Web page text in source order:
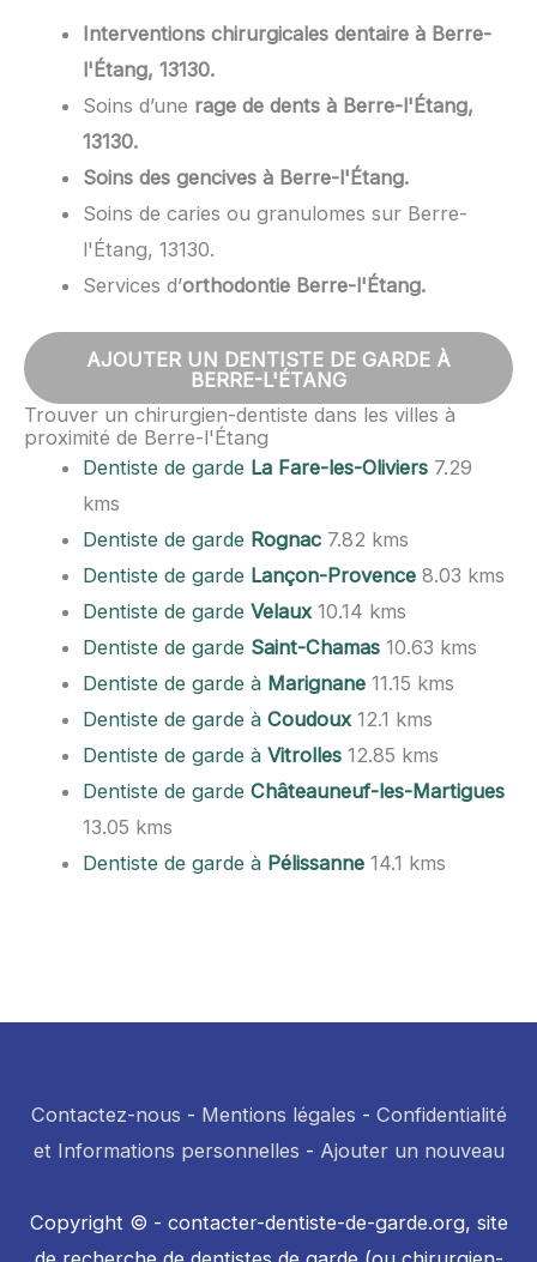
Interventions chirurgicales dentaire à Berre-
l'Étang, 13130.
Soins d’une rage de dents à Berre-l'Étang,
13130.
Soins des gencives à Berre-l'Étang.
Soins de caries ou granulomes sur Berre-
l'Étang, 13130.
Services d’orthodontie Berre-l'Étang.
AJOUTER UN DENTISTE DE GARDE À
BERRE-L'ÉTANG
Trouver un chirurgien-dentiste dans les villes à
proximité de Berre-l'Étang
Dentiste de garde La Fare-les-Oliviers 7.29
kms
Dentiste de garde Rognac 7.82 kms
Dentiste de garde Lançon-Provence 8.03 kms
Dentiste de gardeVelaux10.14 kms
Dentiste de garde Saint-Chamas 10.63 kms
Dentiste de garde à Marignane 11.15 kms
Dentiste de garde àCoudoux12.1 kms
Dentiste de garde àVitrolles 12.85 kms
Dentiste de gardeChâteauneuf-les-Martigues
13.05 kms
Dentiste de garde à Pélissanne 14.1 kms
Contactez-nous - Mentions légales - Confidentialité
et Informations personnelles - Ajouter un nouveau
Copyright © - contacter-dentiste-de-garde.org, site